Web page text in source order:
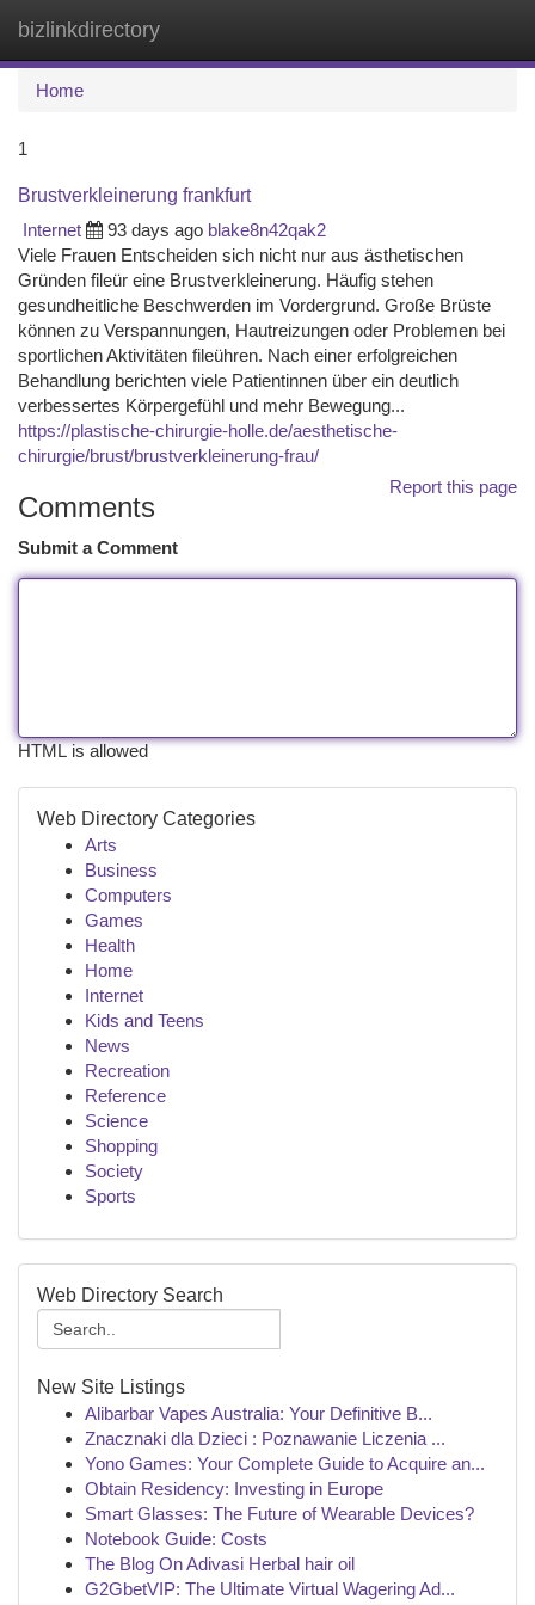
bizlinkdirectory
Home
1
Brustverkleinerung frankfurt
Internet
93 days ago blake8n42qak2
Viele Frauen Entscheiden sich nicht nur aus ästhetischen
Gründen fileür eine Brustverkleinerung. Häufig stehen
gesundheitliche Beschwerden im Vordergrund. Große Brüste
können zu Verspannungen, Hautreizungen oder Problemen bei
sportlichen Aktivitäten fileühren. Nach einer erfolgreichen
Behandlung berichten viele Patientinnen über ein deutlich
verbessertes Körpergefühl und mehr Bewegung...
https://plastische-chirurgie-holle.de/aesthetische-
chirurgie/brust/brustverkleinerung-frau/
Report this page
Comments
Submit a Comment
HTML is allowed
Web Directory Categories
Arts
Business
Computers
Games
Health
Home
Internet
Kids and Teens
News
Recreation
Reference
Science
Shopping
Society
Sports
Web Directory Search
New Site Listings
Alibarbar Vapes Australia: Your Definitive B...
Znacznaki dla Dzieci : Poznawanie Liczenia ...
Yono Games: Your Complete Guide to Acquire an...
Obtain Residency: Investing in Europe
Smart Glasses: The Future of Wearable Devices?
Notebook Guide: Costs
The Blog On Adivasi Herbal hair oil
G2GbetVIP: The Ultimate Virtual Wagering Ad...